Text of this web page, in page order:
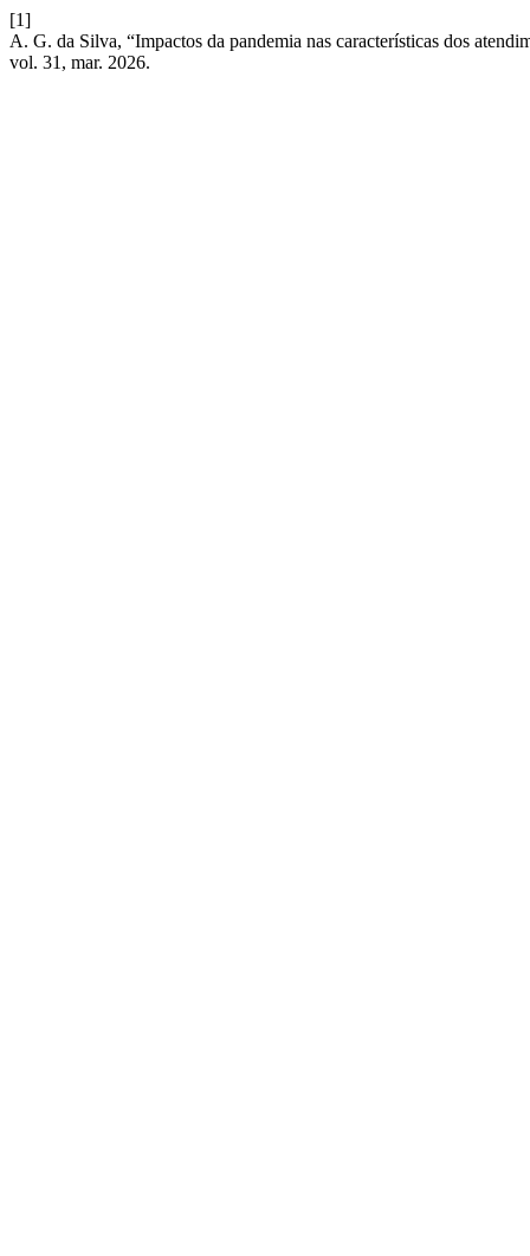
[1]
A. G. da Silva, “Impactos da pandemia nas características dos
vol. 31, mar. 2026.